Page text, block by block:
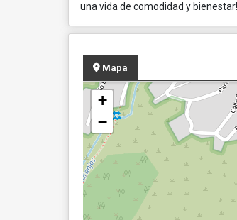
una vida de comodidad y
Mapa
+
−